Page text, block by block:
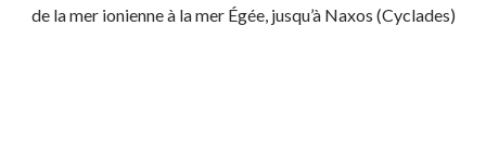
de la mer ionienne à la mer Égée, jusqu’à Naxos (Cyclades)